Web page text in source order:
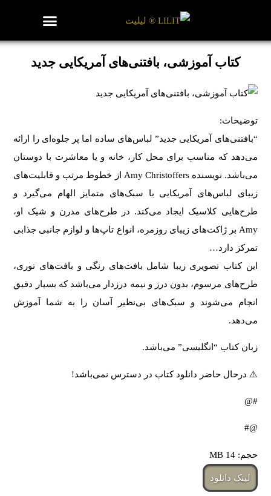
کتاب آموزشی، بافتنی‌های آمریکایی جدید
توضیحات:
“بافتنی‌های آمریکایی جدید” لباس‌های ساده اما پر جلوه‌ای را ارائه
می‌دهد که مناسب برای محل کار، خانه و یا معاشرت با دوستان
می‌باشد. نویسنده Amy Christoffers از خطوط مرتب و قابلیت‌های‌
زیبای لباس‌های آمریکایی با سبک‌های متمایز الهام می‌گیرد و
طرح‌هایی کلاسیک ایجاد می‌کند. در طرح‌های مدرن و شیک او،
Amy بر ژاکت‌های زیبای روزمره، انواع تاپ‌ها و لوازم جانبی جذابی
تمرکز دارد…
این کتاب تصویری زیبا شامل بافت‌‌های رنگی و بافت‌های توری،
طرح‌های مرسوم، بدون درز و نیمه درزدار می‌باشد که بسیار دقیق
انجام می‌شوند و سبک‌های بی‌نظیر آسان را به شما آموزش
می‌دهد.
زبان کتاب “انگلیسی” می‌باشد.
⚠️ درحال حاضر دانلود کتاب در دسترس نمی‌باشد!
#@
@#
حجم: 14 MB
لینک دانلود